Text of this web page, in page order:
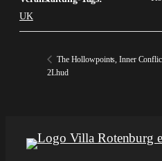
UK
The Hollowpoints, Inner
2Lhud